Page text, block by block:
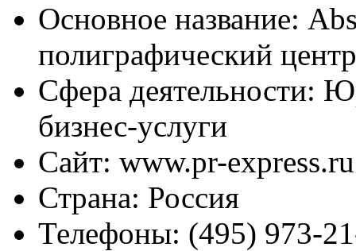
Основное название:
полиграфический центр
Сфера деятельности:
бизнес-услуги
Сайт: www.pr-express.ru
Страна: Россия
Телефоны: (495) 973-